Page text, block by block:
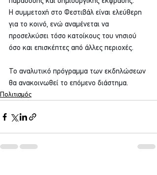
Η συμμετοχή στο Φεστιβάλ είναι ελεύθερη
για το κοινό, ενώ αναμένεται να
προσελκύσει τόσο κατοίκους του νησιού
όσο και επισκέπτες από άλλες περιοχές.
Το αναλυτικό πρόγραμμα των εκδηλώσεων
θα ανακοινωθεί το επόμενο διάστημα.
Πολιτισμός